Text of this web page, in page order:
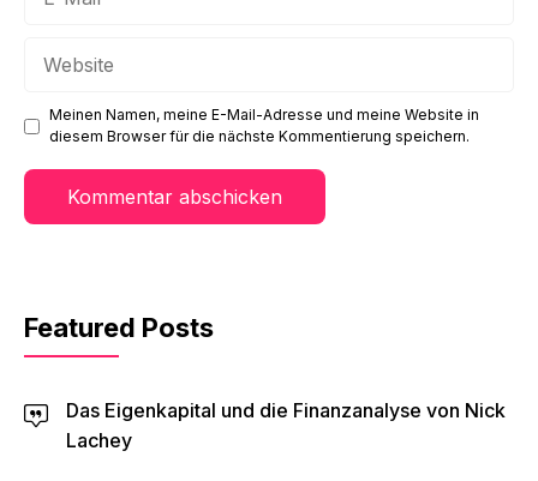
Meinen Namen, meine E-Mail-Adresse und meine Website in
diesem Browser für die nächste Kommentierung speichern.
Featured Posts
Das Eigenkapital und die Finanzanalyse von Nick
Lachey